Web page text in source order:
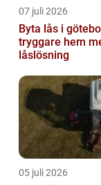
07 juli 2026
Byta lås i
tryggare hem
låslösning
05 juli 2026